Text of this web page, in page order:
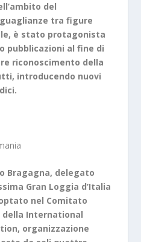
del
tra figure
è stato protagonista
pubblicazioni al fine di
riconoscimento della
introducendo nuovi
Bragagna, delegato
Gran Loggia d’Italia
nel Comitato
International
organizzazione